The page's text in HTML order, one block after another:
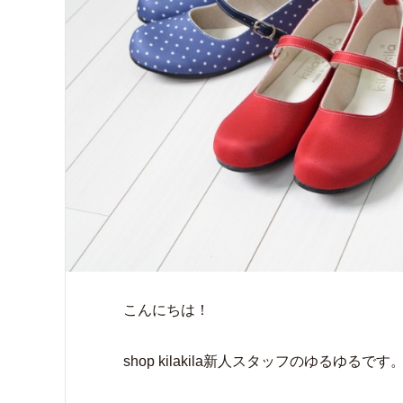
こんにちは！
shop kilakila新人スタッフのゆるゆるです